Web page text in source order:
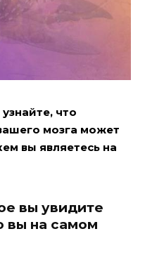
что
мозга может
вы являетесь на
вы увидите
вы на самом